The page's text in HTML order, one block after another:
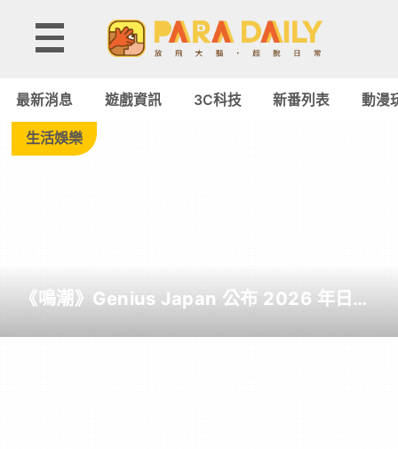
Tag:
陣
-
Paradaily
最新消息 遊戲資訊 3C科技 新番列表 動漫
生活娛樂
《鳴潮》Genius Japan 公布 2026 年日本